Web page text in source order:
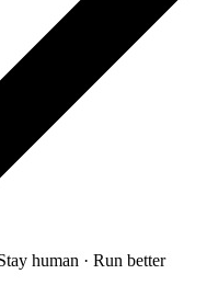
human · Run better